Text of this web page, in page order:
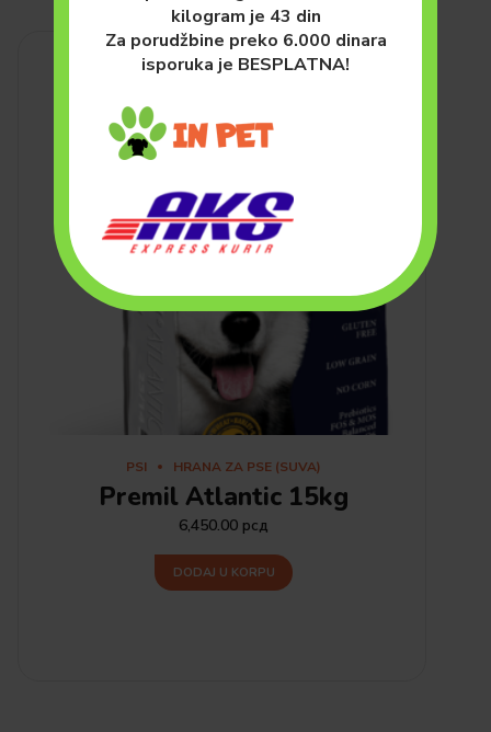
PSI HRANA ZA PSE (SUVA)
Premil Atlantic 15kg
6,450.00 рсд
DODAJ U KORPU
kilogram je 43 din
Za porudžbine preko 6.000 dinara
isporuka je BESPLATNA!